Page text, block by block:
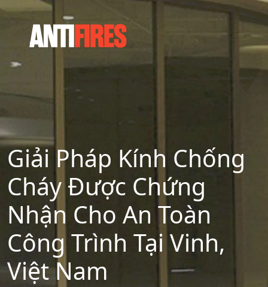
Giải Pháp Kính Chống
Cháy Được Chứng
Nhận Cho An Toàn
Công Trình Tại Vinh,
Việt Nam